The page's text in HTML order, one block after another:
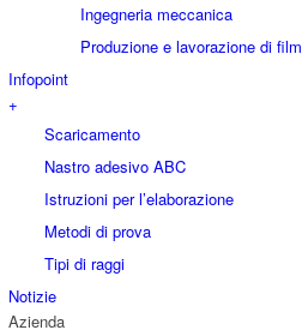
Ingegneria meccanica
Produzione e lavorazione di film
Infopoint
+
Scaricamento
Nastro adesivo ABC
Istruzioni per l’elaborazione
Metodi di prova
Tipi di raggi
Notizie
Azienda